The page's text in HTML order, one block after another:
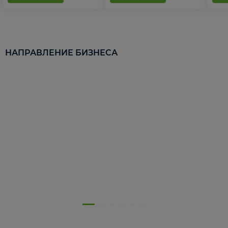
НАПРАВЛЕНИЕ БИЗНЕСА